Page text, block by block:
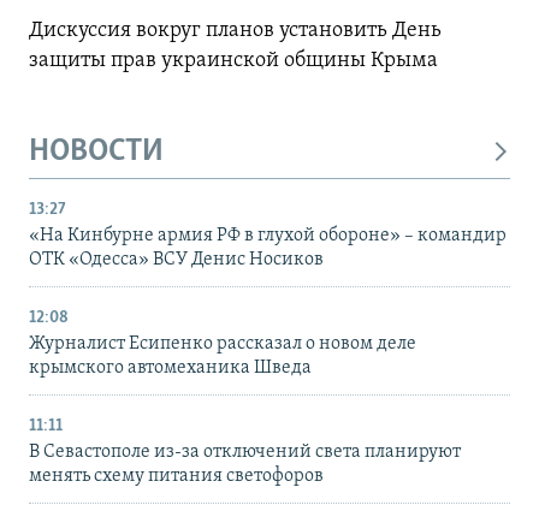
Дискуссия вокруг планов установить День
защиты прав украинской общины Крыма
НОВОСТИ
13:27
«На Кинбурне армия РФ в глухой обороне» – командир
ОТК «Одесса» ВСУ Денис Носиков
12:08
Журналист Есипенко рассказал о новом деле
крымского автомеханика Шведа
11:11
В Севастополе из-за отключений света планируют
менять схему питания светофоров